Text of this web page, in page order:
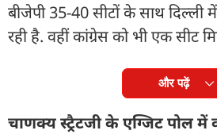
बीजेपी 35-40 सीटों के साथ दिल्ली
रही है. वहीं कांग्रेस को भी एक सीट
और पढ़ें
चाणक्य स्ट्रैटजी के एग्जिट पोल में